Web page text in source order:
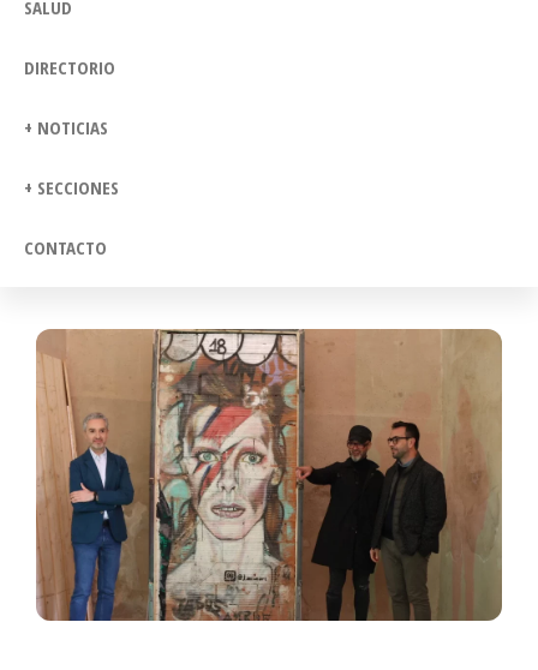
SALUD
DIRECTORIO
+ NOTICIAS
+ SECCIONES
CONTACTO